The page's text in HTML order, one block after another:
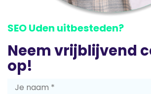
SEO Uden uitbesteden?
Neem vrijblijvend
op!